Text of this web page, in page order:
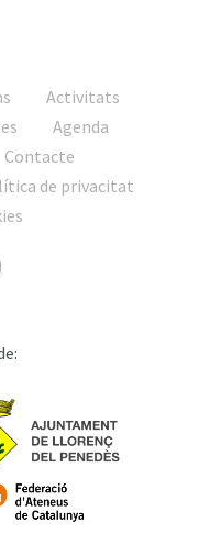
Activitats
Agenda
Contacte
de privacitat